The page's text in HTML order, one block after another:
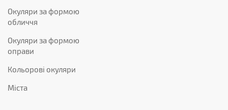
Окуляри за формою
обличчя
Окуляри за формою
оправи
Кольорові окуляри
Міста